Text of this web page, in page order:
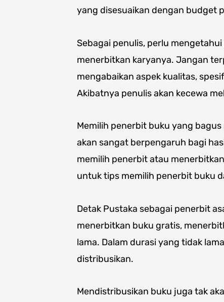
yang disesuaikan dengan budget
Sebagai penulis, perlu
menerbitkan karyanya. Jangan
mengabaikan aspek kualitas,
Akibatnya penulis akan kecewa
Memilih penerbit buku yang
akan sangat berpengaruh bagi
memilih penerbit atau
untuk tips memilih penerbit buku
Detak Pustaka sebagai penerbit
menerbitkan buku gratis,
lama. Dalam durasi yang tidak
distribusikan.
Mendistribusikan buku juga tak